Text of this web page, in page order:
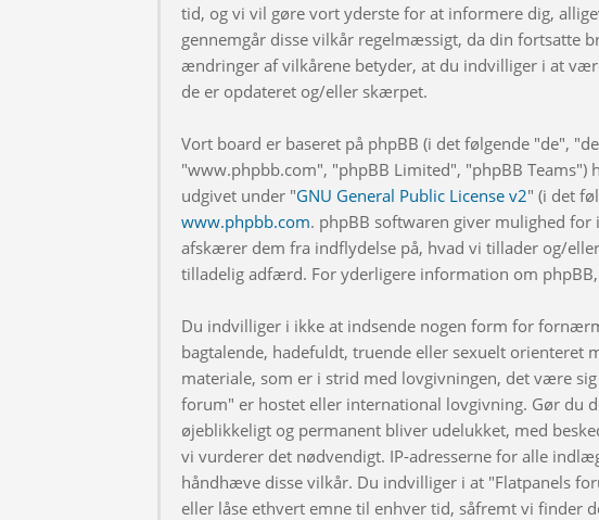
tid, og vi vil gøre vort yderste for at informere dig,
gennemgår disse vilkår regelmæssigt, da din fortsatte
ændringer af vilkårene betyder, at du indvilliger i at
de er opdateret og/eller skærpet.
Vort board er baseret på phpBB (i det følgende "de",
"www.phpbb.com", "phpBB Limited", "phpBB Teams")
udgivet under "GNU General Public License v2" (i det
www.phpbb.com. phpBB softwaren giver mulighed for
afskærer dem fra indflydelse på, hvad vi tillader og/
tilladelig adfærd. For yderligere information om phpBB,
Du indvilliger i ikke at indsende nogen form for
bagtalende, hadefuldt, truende eller sexuelt orienteret
materiale, som er i strid med lovgivningen, det være
forum" er hostet eller international lovgivning. Gør du
øjeblikkeligt og permanent bliver udelukket, med
vi vurderer det nødvendigt. IP-adresserne for alle
håndhæve disse vilkår. Du indvilliger i at "Flatpanels
eller låse ethvert emne til enhver tid, såfremt vi finder